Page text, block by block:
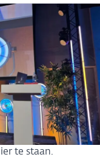
te staan.